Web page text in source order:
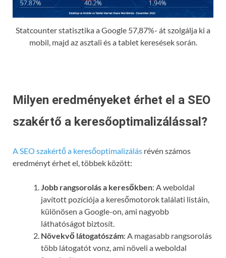
Statcounter statisztika a Google 57,87%- át szolgálja ki a
mobil, majd az asztali és a tablet keresések során.
Milyen eredményeket érhet el a SEO
szakértő a keresőoptimalizálással?
A SEO szakértő a keresőoptimalizálás révén számos
eredményt érhet el, többek között:
Jobb rangsorolás a keresőkben: A weboldal
javított pozíciója a keresőmotorok találati listáin,
különösen a Google-on, ami nagyobb
láthatóságot biztosít.
Növekvő látogatószám: A magasabb rangsorolás
több látogatót vonz, ami növeli a weboldal